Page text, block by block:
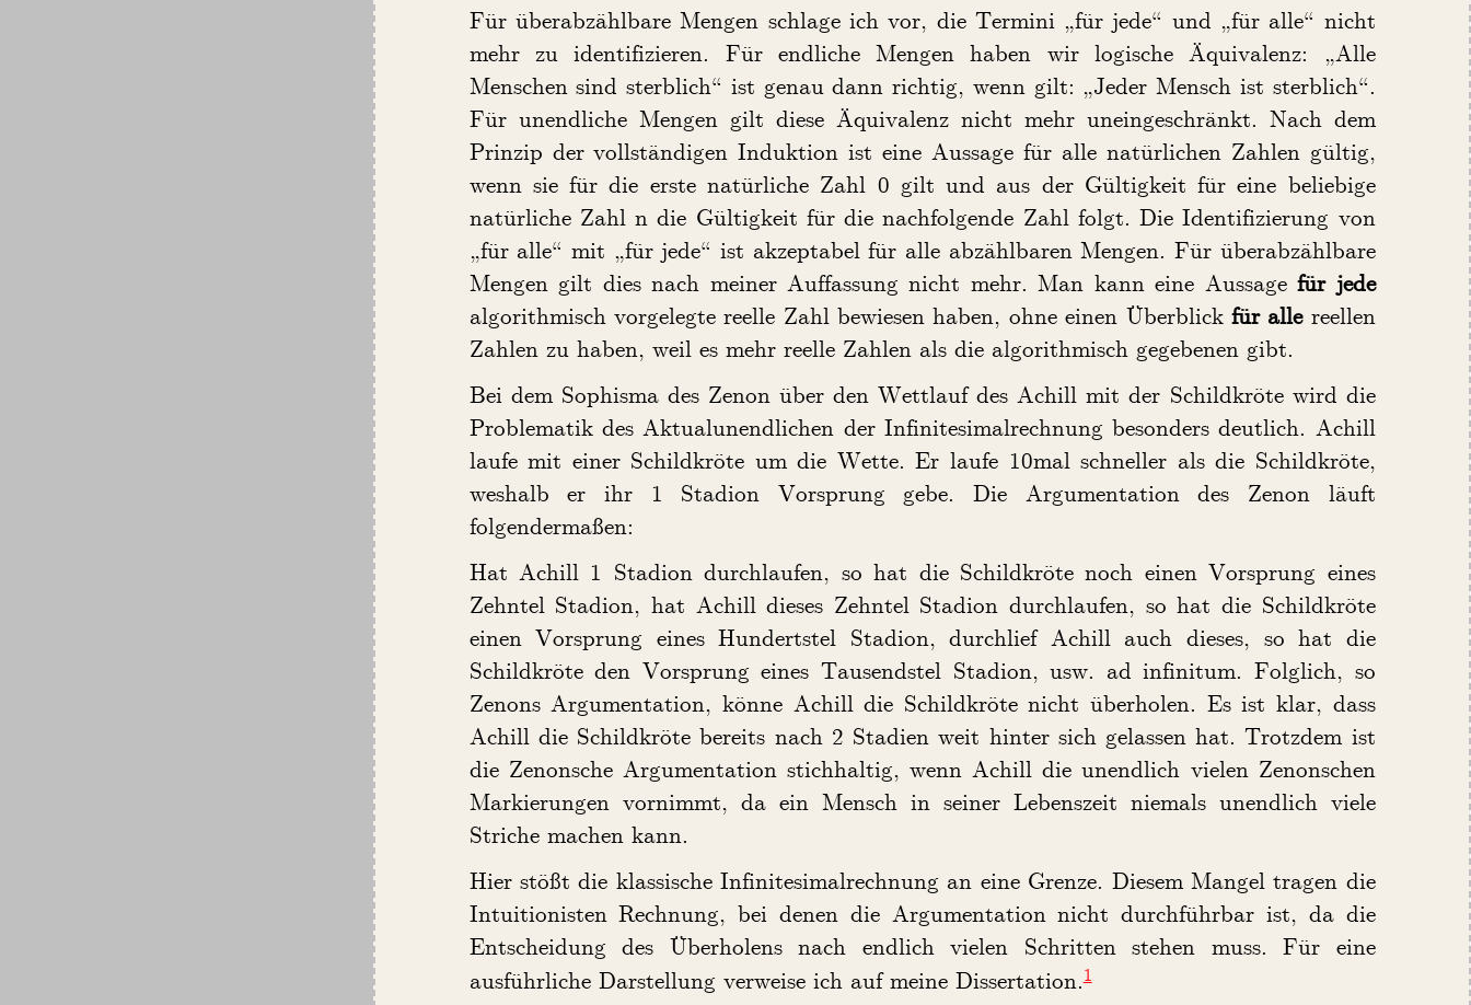
Für überabzählbare Mengen schlage ich vor, die Termini „für jede“ und „für alle“ nicht
mehr zu identifizieren. Für endliche Mengen haben wir logische Äquivalenz: „Alle
Menschen sind sterblich“ ist genau dann richtig, wenn gilt: „Jeder Mensch ist sterblich“.
Für unendliche Mengen gilt diese Äquivalenz nicht mehr uneingeschränkt. Nach dem
Prinzip der vollständigen Induktion ist eine Aussage für alle natürlichen Zahlen gültig,
wenn sie für die erste natürliche Zahl 0 gilt und aus der Gültigkeit für eine beliebige
natürliche Zahl n die Gültigkeit für die nachfolgende Zahl folgt. Die Identifizierung von
„für alle“ mit „für jede“ ist akzeptabel für alle abzählbaren Mengen. Für überabzählbare
Mengen gilt dies nach meiner Auffassung nicht mehr. Man kann eine Aussagefür jede
algorithmisch vorgelegte reelle Zahl bewiesen haben, ohne einen Überblick für allereellen
Zahlen zu haben, weil es mehr reelle Zahlen als die algorithmisch gegebenen gibt.
Bei dem Sophisma des Zenon über den Wettlauf des Achill mit der Schildkröte wird die
Problematik des Aktualunendlichen der Infinitesimalrechnung besonders deutlich. Achill
laufe mit einer Schildkröte um die Wette. Er laufe 10mal schneller als die Schildkröte,
weshalb er ihr 1 Stadion Vorsprung gebe. Die Argumentation des Zenon läuft
folgendermaßen:
Hat Achill 1 Stadion durchlaufen, so hat die Schildkröte noch einen Vorsprung eines
Zehntel Stadion, hat Achill dieses Zehntel Stadion durchlaufen, so hat die Schildkröte
einen Vorsprung eines Hundertstel Stadion, durchlief Achill auch dieses, so hat die
Schildkröte den Vorsprung eines Tausendstel Stadion, usw. ad infinitum. Folglich, so
Zenons Argumentation, könne Achill die Schildkröte nicht überholen. Es ist klar, dass
Achill die Schildkröte bereits nach 2 Stadien weit hinter sich gelassen hat. Trotzdem ist
die Zenonsche Argumentation stichhaltig, wenn Achill die unendlich vielen Zenonschen
Markierungen vornimmt, da ein Mensch in seiner Lebenszeit niemals unendlich viele
Striche machen kann.
Hier stößt die klassische Infinitesimalrechnung an eine Grenze. Diesem Mangel tragen die
Intuitionisten Rechnung, bei denen die Argumentation nicht durchführbar ist, da die
Entscheidung des Überholens nach endlich vielen Schritten stehen muss. Für eine
ausführliche Darstellung verweise ich auf meine Dissertation.1